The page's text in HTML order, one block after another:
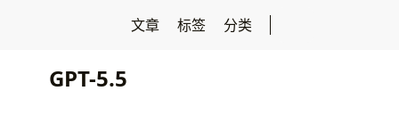
文章 标签 分类
GPT-5.5